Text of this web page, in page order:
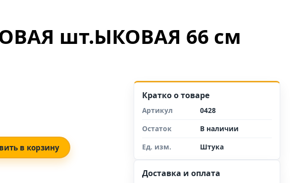
шт.ЫКОВАЯ 66 см
в корзину
Кратко о товаре
Артикул
0428
Остаток
В наличии
Ед. изм.
Штука
Доставка и оплата